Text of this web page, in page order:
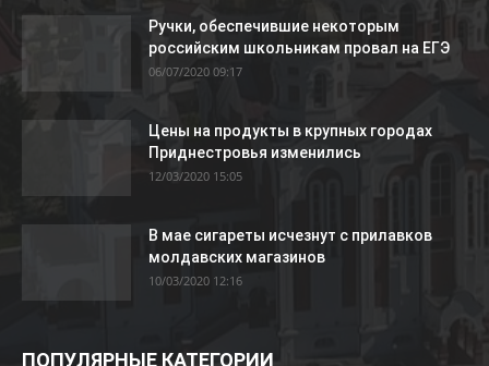
Ручки, обеспечившие некоторым
российским школьникам провал на ЕГЭ
06/07/2020 09:17
Цены на продукты в крупных городах
Приднестровья изменились
12/03/2020 15:05
В мае сигареты исчезнут с прилавков
молдавских магазинов
10/03/2020 12:16
ПОПУЛЯРНЫЕ КАТЕГОРИИ